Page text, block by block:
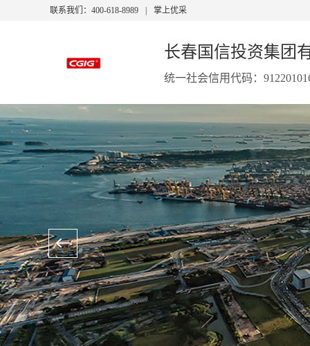
联系我们：400-618-8989 掌上优采
长春国信投资集团
统一社会信用代码：